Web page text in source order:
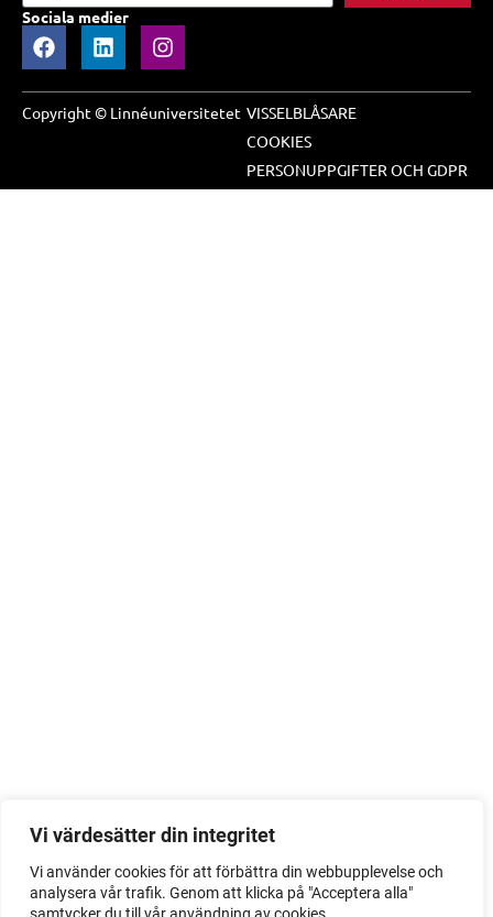
Vi värdesätter din integritet
Vi använder cookies för att förbättra din webbupplevelse och
analysera vår trafik. Genom att klicka på "Acceptera alla"
Sociala medier
Copyright © Linnéuniversitetet VISSELBLÅSARE
COOKIES
PERSONUPPGIFTER OCH GDPR